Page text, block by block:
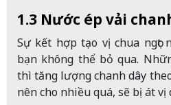
1.3 Nước ép vải
Sự kết hợp tạo vị chua ngọt
bạn không thể bỏ qua.
thì tăng lượng chanh dây
nên cho nhiều quá, sẽ bị át vị